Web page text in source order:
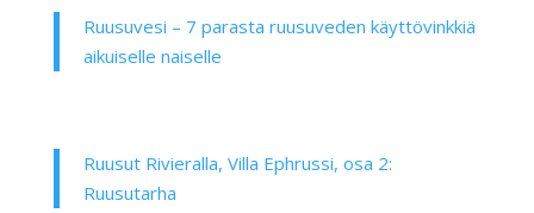
Ruusuvesi – 7 parasta ruusuveden käyttövinkkiä
aikuiselle naiselle
Ruusut Rivieralla, Villa Ephrussi, osa 2:
Ruusutarha